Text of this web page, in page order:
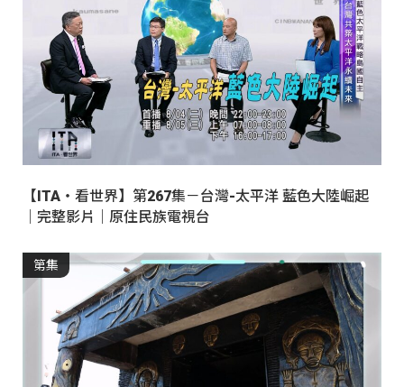
【ITA・看世界】第267集－台灣-太平洋 藍色大陸崛起
｜完整影片｜原住民族電視台
第集